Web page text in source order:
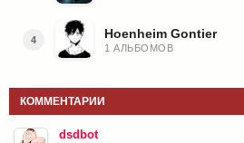
4 Hoenheim Gontier
1 АЛЬБОМОВ
КОММЕНТАРИИ
dsdbot